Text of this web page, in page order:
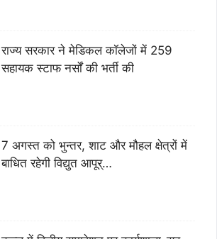
राज्य सरकार ने मेडिकल कॉलेजों में 259
सहायक स्टाफ नर्सों की भर्ती की
7 अगस्त को भुन्तर, शाट और मौहल क्षेत्रों में
बाधित रहेगी विद्युत आपूर्…